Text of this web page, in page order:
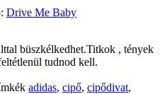
Drive Me Baby
büszkélkedhet.Titkok , tények
tudnod kell.
adidas, cipő, cipődivat,